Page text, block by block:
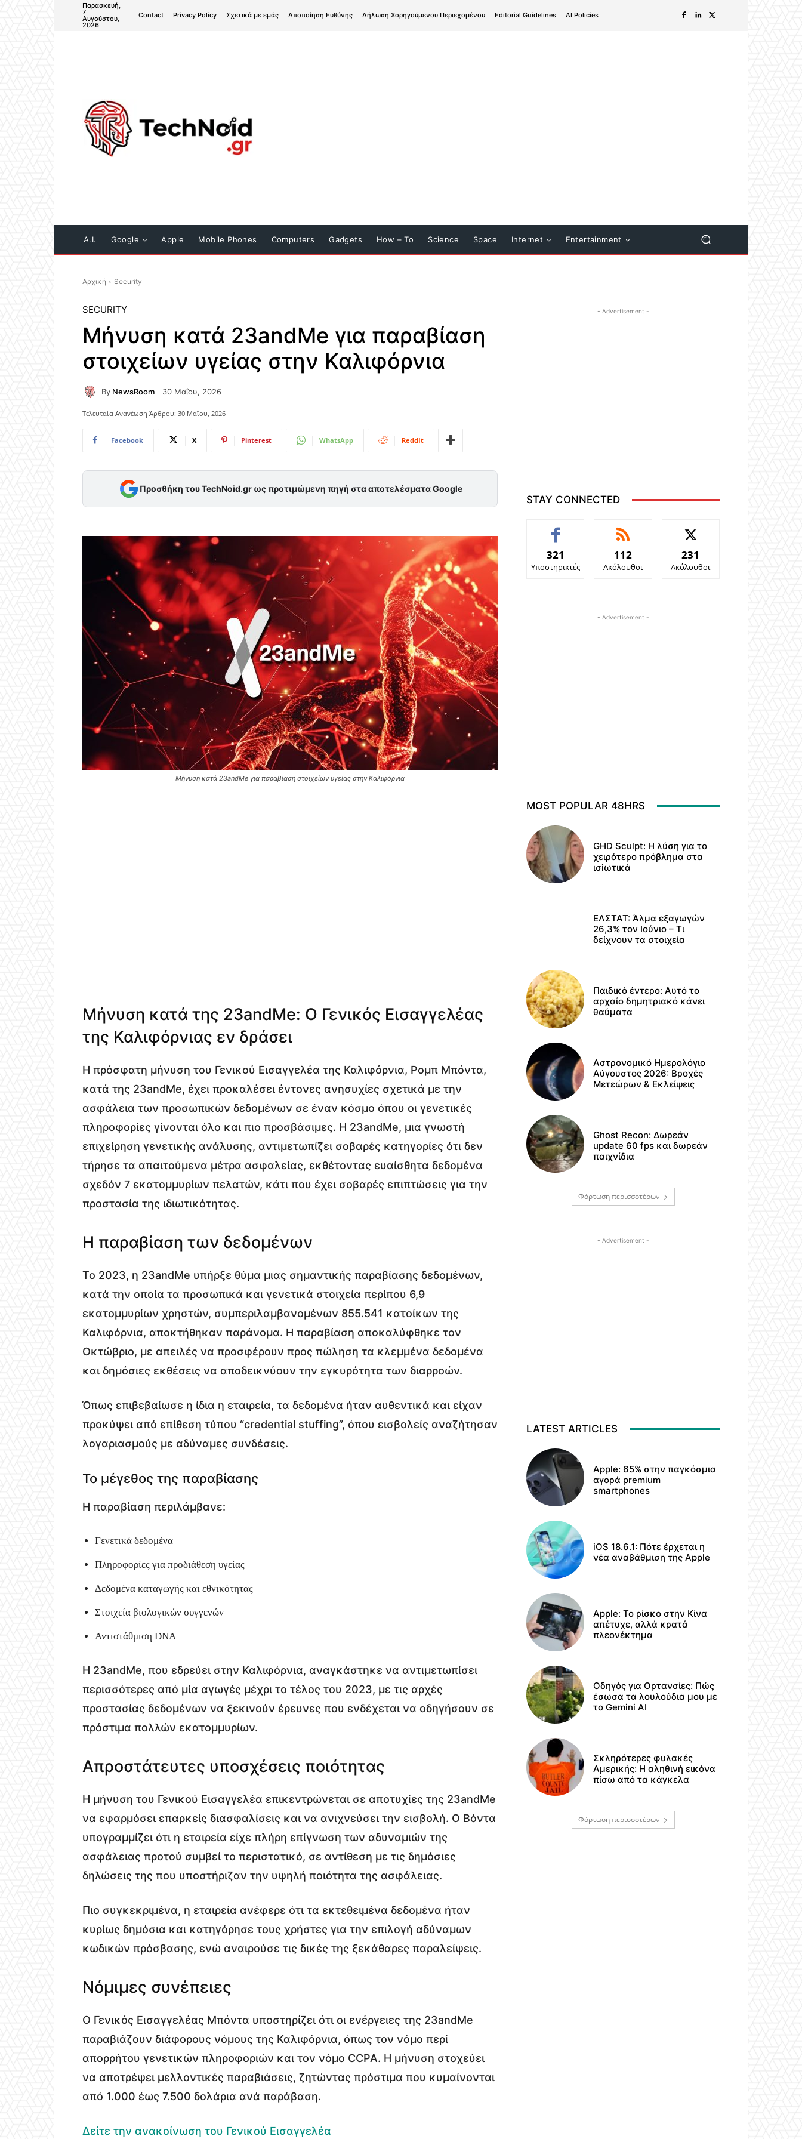
Παρασκευή,
7
Αυγούστου,
2026
Contact Privacy Policy Σχετικά με εμάς Αποποίηση Ευθύνης Δήλωση Χορηγούμενου Περιεχομένου Editorial Guidelines AI Policies
A.I. Google Apple Mobile Phones Computers Gadgets How – To Science Space Internet Entertainment
Αρχική Security
SECURITY
Μήνυση κατά 23andMe για παραβίαση
στοιχείων υγείας στην Καλιφόρνια
By NewsRoom 30 Μαΐου, 2026
Τελευταία Ανανέωση Άρθρου: 30 Μαΐου, 2026
Facebook X Pinterest WhatsApp ReddIt
Προσθήκη του TechNoid.gr ως προτιμώμενη πηγή στα αποτελέσματα Google
Μήνυση κατά 23andMe για παραβίαση στοιχείων υγείας στην Καλιφόρνια
Μήνυση κατά της 23andMe: Ο Γενικός Εισαγγελέας
της Καλιφόρνιας εν δράσει
Η πρόσφατη μήνυση του Γενικού Εισαγγελέα της Καλιφόρνια, Ρομπ Μπόντα,
κατά της 23andMe, έχει προκαλέσει έντονες ανησυχίες σχετικά με την
ασφάλεια των προσωπικών δεδομένων σε έναν κόσμο όπου οι γενετικές
πληροφορίες γίνονται όλο και πιο προσβάσιμες. Η 23andMe, μια γνωστή
επιχείρηση γενετικής ανάλυσης, αντιμετωπίζει σοβαρές κατηγορίες ότι δεν
τήρησε τα απαιτούμενα μέτρα ασφαλείας, εκθέτοντας ευαίσθητα δεδομένα
σχεδόν 7 εκατομμυρίων πελατών, κάτι που έχει σοβαρές επιπτώσεις για την
προστασία της ιδιωτικότητας.
Η παραβίαση των δεδομένων
Το 2023, η 23andMe υπήρξε θύμα μιας σημαντικής παραβίασης δεδομένων,
κατά την οποία τα προσωπικά και γενετικά στοιχεία περίπου 6,9
εκατομμυρίων χρηστών, συμπεριλαμβανομένων 855.541 κατοίκων της
Καλιφόρνια, αποκτήθηκαν παράνομα. Η παραβίαση αποκαλύφθηκε τον
Οκτώβριο, με απειλές να προσφέρουν προς πώληση τα κλεμμένα δεδομένα
και δημόσιες εκθέσεις να αποδεικνύουν την εγκυρότητα των διαρροών.
Όπως επιβεβαίωσε η ίδια η εταιρεία, τα δεδομένα ήταν αυθεντικά και είχαν
προκύψει από επίθεση τύπου “credential stuffing”, όπου εισβολείς αναζήτησαν
λογαριασμούς με αδύναμες συνδέσεις.
Το μέγεθος της παραβίασης
Η παραβίαση περιλάμβανε:
Γενετικά δεδομένα
Πληροφορίες για προδιάθεση υγείας
Δεδομένα καταγωγής και εθνικότητας
Στοιχεία βιολογικών συγγενών
Αντιστάθμιση DNA
Η 23andMe, που εδρεύει στην Καλιφόρνια, αναγκάστηκε να αντιμετωπίσει
περισσότερες από μία αγωγές μέχρι το τέλος του 2023, με τις αρχές
προστασίας δεδομένων να ξεκινούν έρευνες που ενδέχεται να οδηγήσουν σε
πρόστιμα πολλών εκατομμυρίων.
Απροστάτευτες υποσχέσεις ποιότητας
Η μήνυση του Γενικού Εισαγγελέα επικεντρώνεται σε αποτυχίες της 23andMe
να εφαρμόσει επαρκείς διασφαλίσεις και να ανιχνεύσει την εισβολή. Ο Βόντα
υπογραμμίζει ότι η εταιρεία είχε πλήρη επίγνωση των αδυναμιών της
ασφάλειας προτού συμβεί το περιστατικό, σε αντίθεση με τις δημόσιες
δηλώσεις της που υποστήριζαν την υψηλή ποιότητα της ασφάλειας.
Πιο συγκεκριμένα, η εταιρεία ανέφερε ότι τα εκτεθειμένα δεδομένα ήταν
κυρίως δημόσια και κατηγόρησε τους χρήστες για την επιλογή αδύναμων
κωδικών πρόσβασης, ενώ αναιρούσε τις δικές της ξεκάθαρες παραλείψεις.
Νόμιμες συνέπειες
Ο Γενικός Εισαγγελέας Μπόντα υποστηρίζει ότι οι ενέργειες της 23andMe
παραβιάζουν διάφορους νόμους της Καλιφόρνια, όπως τον νόμο περί
απορρήτου γενετικών πληροφοριών και τον νόμο CCPA. Η μήνυση στοχεύει
να αποτρέψει μελλοντικές παραβιάσεις, ζητώντας πρόστιμα που κυμαίνονται
από 1.000 έως 7.500 δολάρια ανά παράβαση.
Δείτε την ανακοίνωση του Γενικού Εισαγγελέα
- Advertisement -
STAY CONNECTED
321
Υποστηρικτές
112
Ακόλουθοι
231
Ακόλουθοι
- Advertisement -
MOST POPULAR 48HRS
GHD Sculpt: Η λύση για το
χειρότερο πρόβλημα στα
ισiωτικά
ΕΛΣΤΑΤ: Άλμα εξαγωγών
26,3% τον Ιούνιο – Τι
δείχνουν τα στοιχεία
Παιδικό έντερο: Αυτό το
αρχαίο δημητριακό κάνει
θαύματα
Αστρονομικό Ημερολόγιο
Αύγουστος 2026: Βροχές
Μετεώρων & Εκλείψεις
Ghost Recon: Δωρεάν
update 60 fps και δωρεάν
παιχνίδια
Φόρτωση περισσοτέρων
- Advertisement -
LATEST ARTICLES
Apple: 65% στην παγκόσμια
αγορά premium
smartphones
iOS 18.6.1: Πότε έρχεται η
νέα αναβάθμιση της Apple
Apple: Το ρίσκο στην Κίνα
απέτυχε, αλλά κρατά
πλεονέκτημα
Οδηγός για Ορτανσίες: Πώς
έσωσα τα λουλούδια μου με
το Gemini AI
Σκληρότερες φυλακές
Αμερικής: Η αληθινή εικόνα
πίσω από τα κάγκελα
Φόρτωση περισσοτέρων